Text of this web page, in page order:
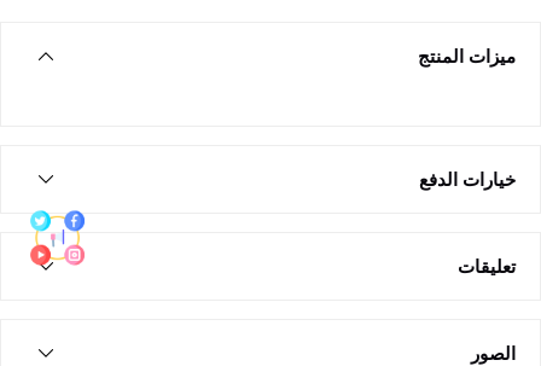
ميزات المنتج
خيارات الدفع
تعليقات
الصور